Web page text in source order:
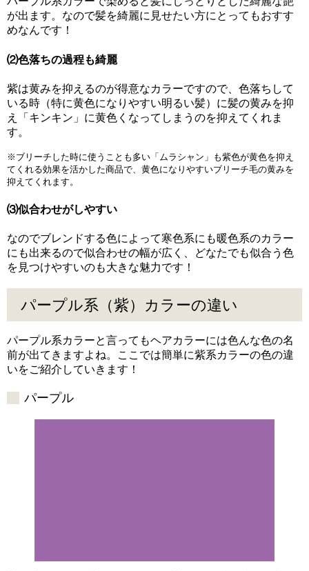
が出ます。なので髪を綺麗に見せたい方にとってもおすす
めなんです！
⑵色落ちの過程も綺麗
紫は黄みを抑えるのが得意なカラーですので、色落ちして
いる時（特に黄色になりやすい明るい髪）に髪の黄みを抑
え「キンキン」に黄色くなってしまうのを抑えてくれま
す。
※ブリーチした時に使うことも多い「ムラシャン」も紫色が黄色を抑え
てくれる効果を活かした商品で、黄色になりやすいブリーチ毛の黄みを
抑えてくれます。
⑶似合わせがしやすい
なのでブレンドする色によって寒色系にも暖色系のカラー
にも出来るので似合わせの幅が広く、どなたでも似合う色
を見つけやすいのも大きな魅力です！
パープル系（紫）カラーの違い
パープル系カラーと言ってもヘアカラーには色んな色の名
前が出てきますよね。ここでは簡単に紫系カラーの色の違
いをご紹介していきます！
パープル